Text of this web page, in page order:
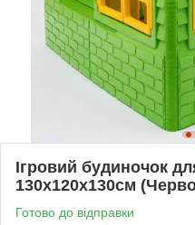
Ігровий будиночок
130х120х130см
Готово до відправки